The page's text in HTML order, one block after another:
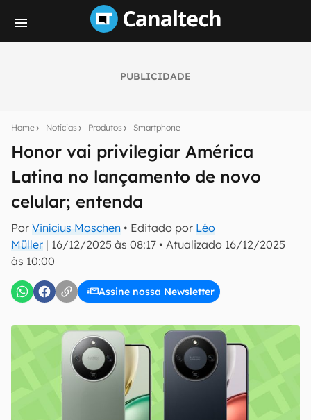
PUBLICIDADE
Home Notícias Produtos Smartphone
Honor vai privilegiar América
Latina no lançamento de novo
celular; entenda
Por Vinícius Moschen • Editado por Léo
Müller | 16/12/2025 às 08:17 • Atualizado 16/12/2025
às 10:00
Assine nossa Newsletter
notícias e reviews sobre tecnologia em primeira
E-mail
inscreva-se
Uso e Política de Privacidade do Canaltech.